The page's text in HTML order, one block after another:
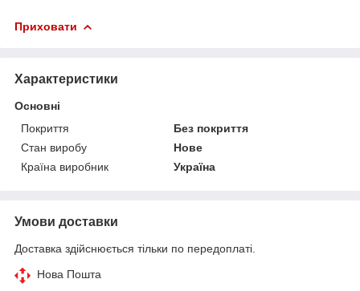
Приховати
Характеристики
Основні
Покриття
Без покриття
Стан виробу
Нове
Країна виробник
Україна
Умови доставки
Доставка здійснюється тільки по передоплаті.
Нова Пошта